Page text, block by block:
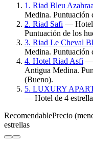
1. Riad Bleu Azahraa
Medina. Puntuación
2. Riad Safi — Hotel
Puntuación de los
3. Riad Le Cheval
Medina. Puntuación
4. Hotel Riad Asfi —
Antigua Medina.
(Bueno).
5. LUXURY
— Hotel de 4
RecomendablePrecio
estrellas